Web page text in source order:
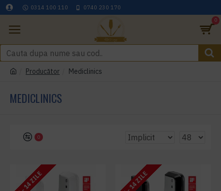
0314 100 110 0740 230 170
0
Producător Mediclinics
MEDICLINICS
0
7 - 14 ZILE 7 - 14 ZILE